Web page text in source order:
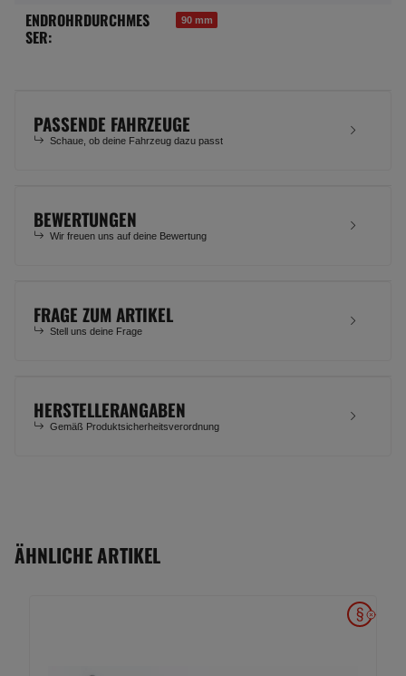
ENDROHRDURCHMES
SER:
90 mm
PASSENDE FAHRZEUGE
Schaue, ob deine Fahrzeug dazu passt
BEWERTUNGEN
Wir freuen uns auf deine Bewertung
FRAGE ZUM ARTIKEL
Stell uns deine Frage
HERSTELLERANGABEN
Gemäß Produktsicherheitsverordnung
ÄHNLICHE ARTIKEL